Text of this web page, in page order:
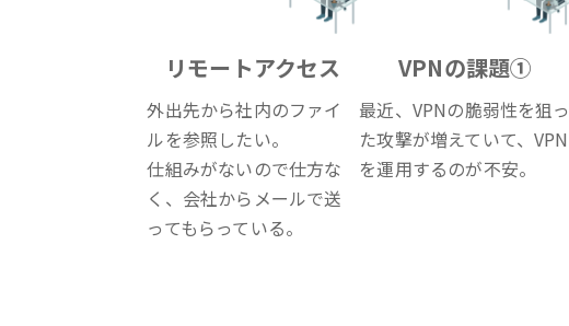
リモートアクセス
外出先から社内のファイ
ルを参照したい。
仕組みがないので仕方な
く、会社からメールで送
ってもらっている。
VPNの課題①
最近、VPNの脆弱性を狙っ
た攻撃が増えていて、VPN
を運用するのが不安。